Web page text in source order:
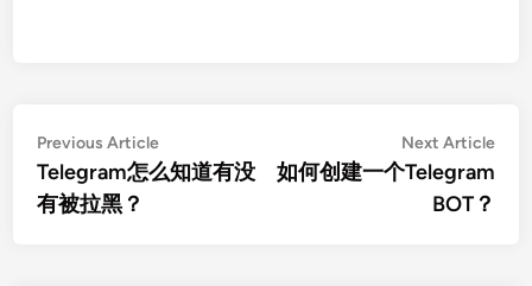
文
章
导
Previous ArticlePrevious
article:
Telegram怎么知道有没
有被拉黑？
Next Article
如何创建一个Telegram
BOT？